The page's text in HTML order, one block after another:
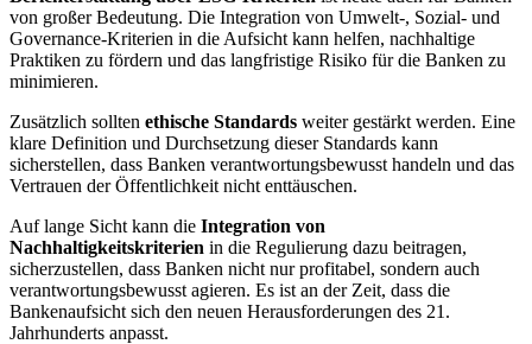
von großer Bedeutung. Die Integration von Umwelt-, Sozial- ‍und
Governance-Kriterien in die Aufsicht kann helfen,‍ nachhaltige
Praktiken zu fördern und das langfristige Risiko für die Banken ⁤zu
minimieren.
Zusätzlich sollten ethische Standards weiter gestärkt werden. Eine
klare Definition und Durchsetzung dieser ‍Standards ​kann‍
sicherstellen, dass Banken verantwortungsbewusst‍ handeln und das
Vertrauen‍ der Öffentlichkeit nicht enttäuschen.
Auf lange Sicht kann die Integration von
Nachhaltigkeitskriterien in die Regulierung dazu ⁤beitragen,
sicherzustellen, dass Banken nicht nur profitabel, sondern auch
verantwortungsbewusst agieren. Es ⁣ist an der Zeit, dass die
Bankenaufsicht sich ⁤den neuen Herausforderungen ‍des 21.⁣
Jahrhunderts anpasst.